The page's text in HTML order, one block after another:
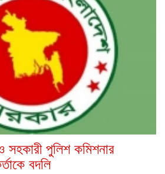
পুলিশ কমিশনার
বদলি